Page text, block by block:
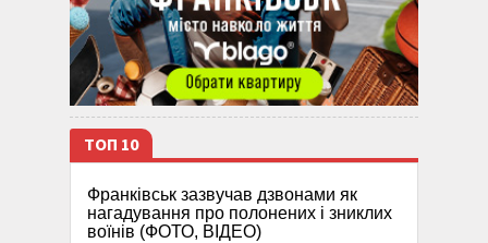
ТОП 10
Франківськ зазвучав дзвонами як
нагадування про полонених і зниклих
воїнів (ФОТО, ВІДЕО)